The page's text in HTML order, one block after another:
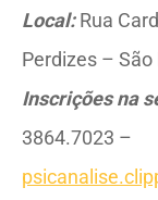
Local:Rua
Perdizes – São
Inscrições na
3864.7023 –